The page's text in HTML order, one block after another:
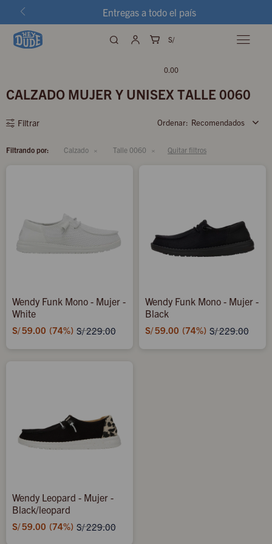
Entregas a todo el país
S/
0.00

CALZADO MUJER Y UNISEX TALLE 0060
Recomendados
Filtrando por: Calzado Talle 0060 Quitar filtros
Wendy Funk Mono - Mujer -
White
S/59.00 74 S/229.00
Wendy Funk Mono - Mujer -
Black
S/59.00 74 S/229.00
Wendy Leopard - Mujer -
Black/leopard
S/59.00 74 S/229.00